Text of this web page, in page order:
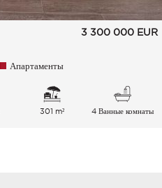
3 300 000 EUR
Апартаменты
301 m² 4 Ванные комнаты